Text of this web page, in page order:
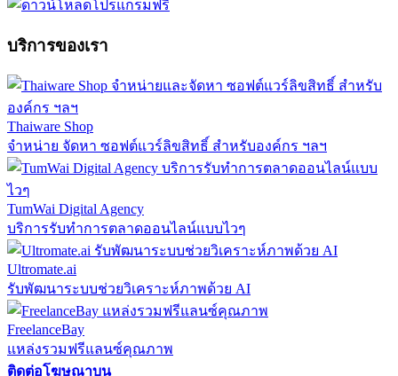
บริการของเรา
Thaiware Shop
จำหน่าย จัดหา ซอฟต์แวร์ลิขสิทธิ์ สำหรับองค์กร ฯลฯ
TumWai Digital Agency
บริการรับทำการตลาดออนไลน์แบบไวๆ
Ultromate.ai
รับพัฒนาระบบช่วยวิเคราะห์ภาพด้วย AI
FreelanceBay
แหล่งรวมฟรีแลนซ์คุณภาพ
ติดต่อโฆษณาบน